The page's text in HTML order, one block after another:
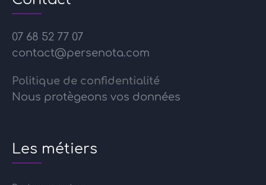
07 68 52 77 07
contact@persenota.com
Politique de confidentialité
Nous protègeons vos données
Les métiers